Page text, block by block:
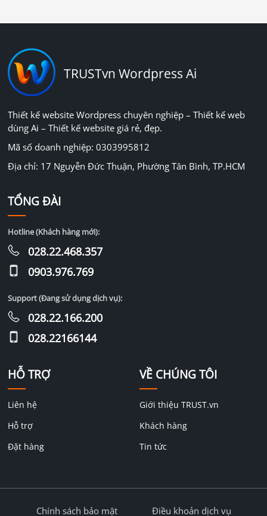
TRUSTvn Wordpress Ai
Thiết kế website Wordpress chuyên nghiệp – Thiết kế web
dùng Ai – Thiết kế website giá rẻ, đẹp.
Mã số doanh nghiệp: 0303995812
Địa chỉ: 17 Nguyễn Đức Thuận, Phường Tân Bình, TP.HCM
HỖ TRỢ
Liên hệ
Hỗ trợ
Đặt hàng
VỀ CHÚNG TÔI
Giới thiệu TRUST.vn
Khách hàng
Tin tức
TỔNG ĐÀI
Hotline (Khách hàng mới):
028.22.468.357
0903.976.769
Support (Đang sử dụng dịch vụ):
028.22.166.200
028.22166144
Chính sách bảo mật Điều khoản dịch vụ